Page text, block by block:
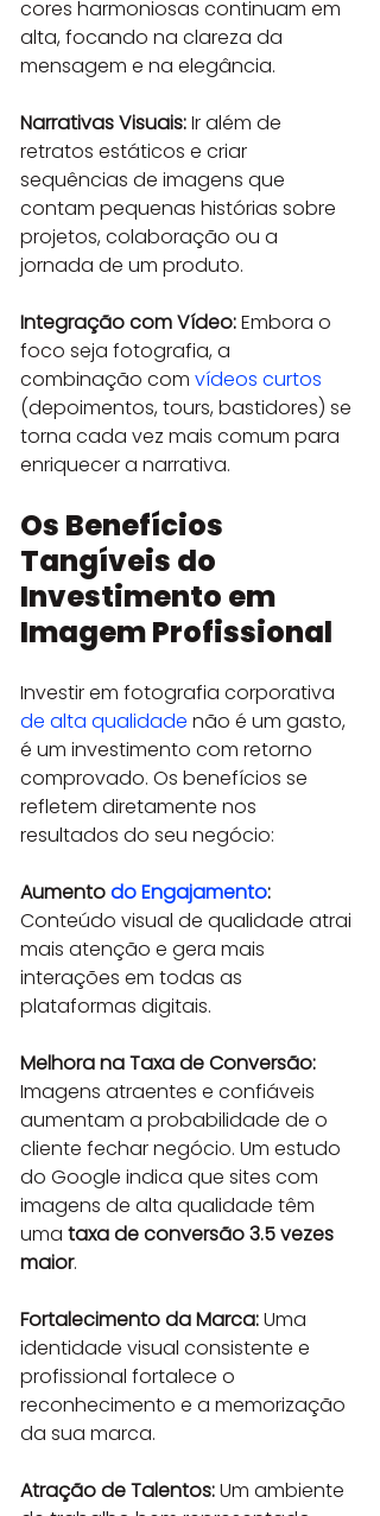
cores harmoniosas continuam em
alta, focando na clareza da
mensagem e na elegância.
Narrativas Visuais: Ir além de
retratos estáticos e criar
sequências de imagens que
contam pequenas histórias sobre
projetos, colaboração ou a
jornada de um produto.
Integração com Vídeo: Embora o
foco seja fotografia, a
combinação com vídeos curtos
(depoimentos, tours, bastidores) se
torna cada vez mais comum para
enriquecer a narrativa.
Os Benefícios
Tangíveis do
Investimento em
Imagem Profissional
Investir em fotografia corporativa
de alta qualidade não é um gasto,
é um investimento com retorno
comprovado. Os benefícios se
refletem diretamente nos
resultados do seu negócio:
Aumento do Engajamento:
Conteúdo visual de qualidade atrai
mais atenção e gera mais
interações em todas as
plataformas digitais.
Melhora na Taxa de Conversão:
Imagens atraentes e confiáveis
aumentam a probabilidade de o
cliente fechar negócio. Um estudo
do Google indica que sites com
imagens de alta qualidade têm
uma taxa de conversão 3.5 vezes
maior.
Fortalecimento da Marca: Uma
identidade visual consistente e
profissional fortalece o
reconhecimento e a memorização
da sua marca.
Atração de Talentos: Um ambiente